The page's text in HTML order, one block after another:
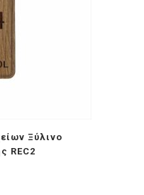
Ξύλινο
REC2